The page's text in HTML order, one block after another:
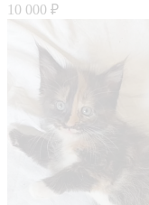
10 000 ₽